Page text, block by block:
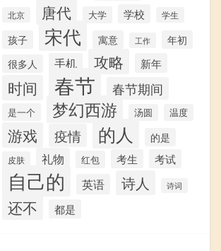
北京 唐代 大学 学校 学生
孩子 宋代 寓意 工作
年初
很多人
手机 攻略 新年
时间 春节 春节期间
是一个 梦幻西游 汤圆 温度
游戏 疫情 的人 的是
皮肤 礼物 红包 考生 考试
自己的 英语 诗人 诗词
还不 都是